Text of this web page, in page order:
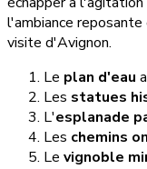
l'ambiance
visite d'Avignon.
Le plan d'eau
Les statues
L'esplanade
Les chemins
Le vignoble